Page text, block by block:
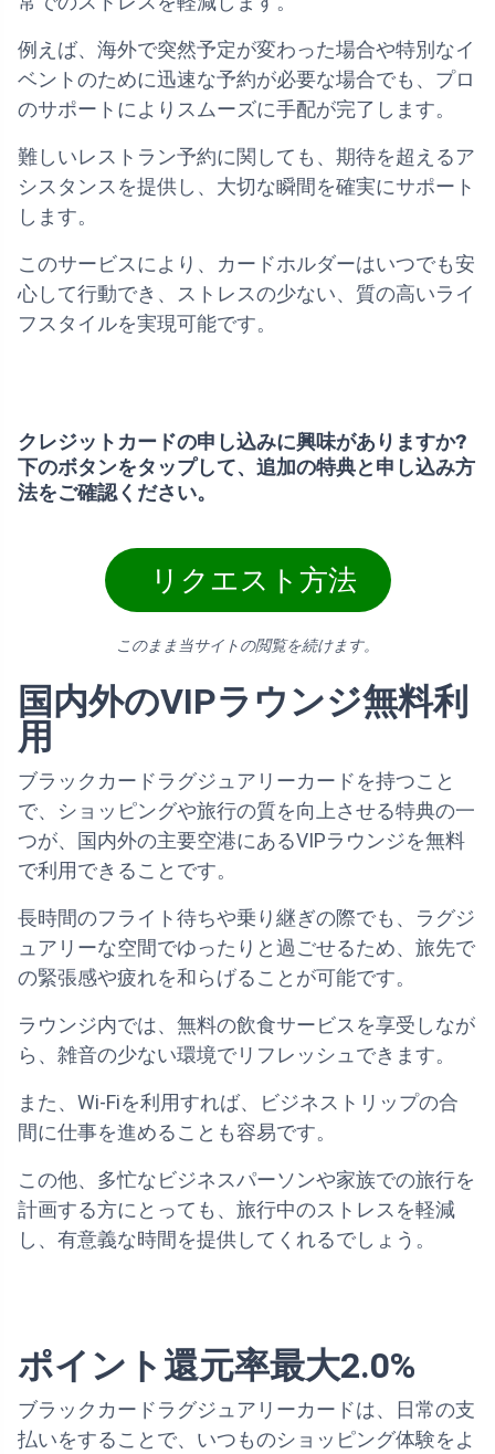
例えば、海外で突然予定が変わった場合や特別なイ
ベントのために迅速な予約が必要な場合でも、プロ
のサポートによりスムーズに手配が完了します。
難しいレストラン予約に関しても、期待を超えるア
シスタンスを提供し、大切な瞬間を確実にサポート
します。
このサービスにより、カードホルダーはいつでも安
心して行動でき、ストレスの少ない、質の高いライ
フスタイルを実現可能です。
クレジットカードの申し込みに興味がありますか?
下のボタンをタップして、追加の特典と申し込み方
法をご確認ください。
リクエスト方法
このまま当サイトの閲覧を続けます。
国内外のVIPラウンジ無料利
用
ブラックカードラグジュアリーカードを持つこと
で、ショッピングや旅行の質を向上させる特典の一
つが、国内外の主要空港にあるVIPラウンジを無料
で利用できることです。
長時間のフライト待ちや乗り継ぎの際でも、ラグジ
ュアリーな空間でゆったりと過ごせるため、旅先で
の緊張感や疲れを和らげることが可能です。
ラウンジ内では、無料の飲食サービスを享受しなが
ら、雑音の少ない環境でリフレッシュできます。
また、Wi-Fiを利用すれば、ビジネストリップの合
間に仕事を進めることも容易です。
この他、多忙なビジネスパーソンや家族での旅行を
計画する方にとっても、旅行中のストレスを軽減
し、有意義な時間を提供してくれるでしょう。
ポイント還元率最大2.0%
ブラックカードラグジュアリーカードは、日常の支
払いをすることで、いつものショッピング体験をよ